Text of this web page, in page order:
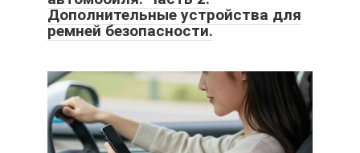
Дополнительные устройства для
ремней безопасности.